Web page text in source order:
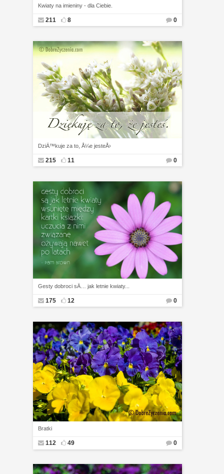
Kwiaty na imieniny - dla Ciebie.
211 8 0
DziÄ™kuje za to, Å¼e jesteÅ›
215 11 0
Gesty dobroci sÄ… jak letnie kwiaty...
175 12 0
Bratki
112 49 0